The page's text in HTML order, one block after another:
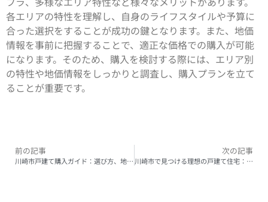
各エリアの特性を理解し、自身のライフスタイルや予算に
合った選択をすることが成功の鍵となります。また、地価
情報を事前に把握することで、適正な価格での購入が可能
になります。そのため、購入を検討する際には、エリア別
の特性や地価情報をしっかりと調査し、購入プランを立て
ることが重要です。
前の記事
川崎市戸建て購入ガイド：選び方、地域特性、注意点と最新市場動向
次の記事
川崎市で見つける理想の戸建て住宅：特徴、価格帯、おすすめエリアまで詳しく解説